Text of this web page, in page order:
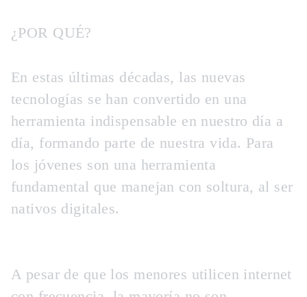
¿POR QUÉ?
En estas últimas décadas, las nuevas
tecnologías se han convertido en una
herramienta indispensable en nuestro día a
día, formando parte de nuestra vida. Para
los jóvenes son una herramienta
fundamental que manejan con soltura, al ser
nativos digitales.
A pesar de que los menores utilicen internet